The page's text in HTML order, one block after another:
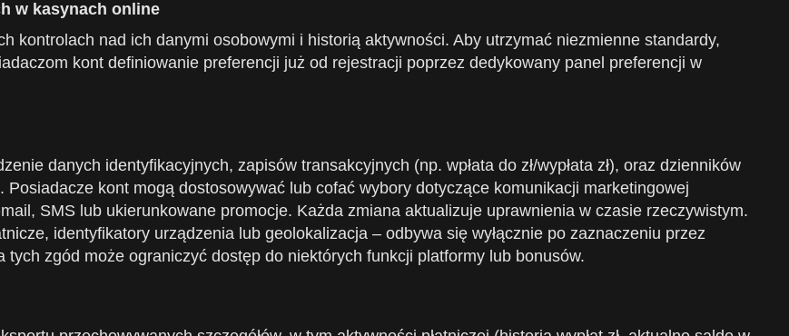
w kasynach online
kontrolach nad ich danymi osobowymi i historią aktywności. Aby utrzymać niezmienne standardy,
kont definiowanie preferencji już od rejestracji poprzez dedykowany panel preferencji w
danych identyfikacyjnych, zapisów transakcyjnych (np. wpłata do zł/wypłata zł), oraz dzienników
kont mogą dostosowywać lub cofać wybory dotyczące komunikacji marketingowej
SMS lub ukierunkowane promocje. Każda zmiana aktualizuje uprawnienia w czasie rzeczywistym.
identyfikatory urządzenia lub geolokalizacja – odbywa się wyłącznie po zaznaczeniu przez
zgód może ograniczyć dostęp do niektórych funkcji platformy lub bonusów.